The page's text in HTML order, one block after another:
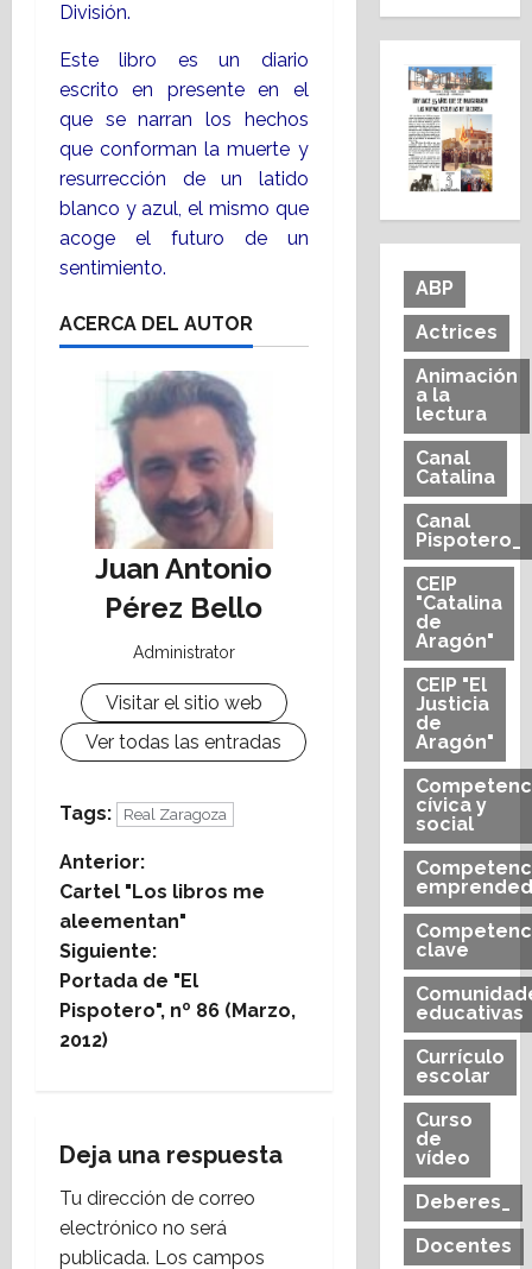
División.
Este libro es un diario
escrito en presente en el
que se narran los hechos
que conforman la muerte y
resurrección de un latido
blanco y azul, el mismo que
acoge el futuro de un
sentimiento.
ACERCA DEL AUTOR
Juan Antonio
Pérez Bello
Administrator
Visitar el sitio web
Ver todas las entradas
Tags: Real Zaragoza
N
a
v
e
c
i
Anterior:
Cartel "Los libros me
aleementan"
Siguiente:
Portada de "El
Pispotero", nº 86 (Marzo,
2012)
Deja una respuesta
Tu dirección de correo
electrónico no será
publicada. Los campos
ABP
Actrices
Animación
a la
lectura
Canal
Catalina
Canal
Pispotero_
CEIP
"Catalina
de
Aragón"
CEIP "El
Justicia
de
Aragón"
cívica y
social
clave
educativas
Currículo
escolar
Curso
de
vídeo
Deberes_
Docentes